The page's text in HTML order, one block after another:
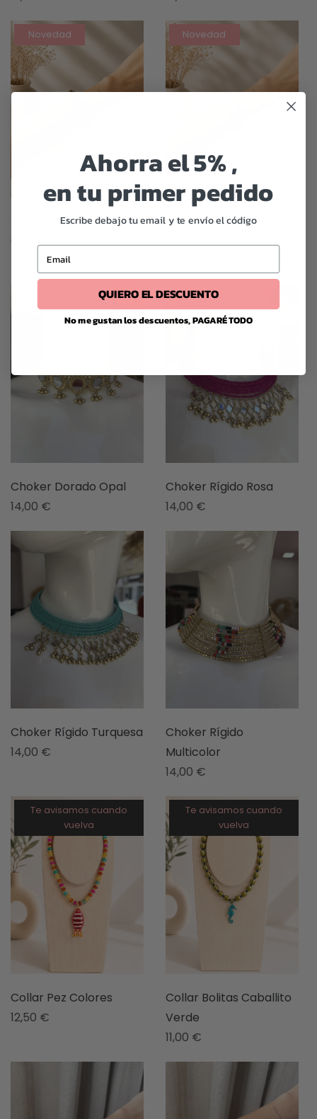
Novedad
Pulsera Coton Coco
€
Novedad
Pulsera Coton
Multicolor
Choker Dorado Opal
14,00 €
Choker Rígido Rosa
14,00 €
Choker Rígido Turquesa
14,00 €
Choker Rígido
Multicolor
14,00 €
Te avisamos cuando
vuelva
Collar Pez Colores
12,50 €
Te avisamos cuando
vuelva
Collar Bolitas Caballito
Verde
11,00 €
Ahorra el 5% ,
en tu primer pedido
Escribe debajo tu email y te envío el código
Email
QUIERO EL DESCUENTO
No me gustan los descuentos, PAGARÉ TODO